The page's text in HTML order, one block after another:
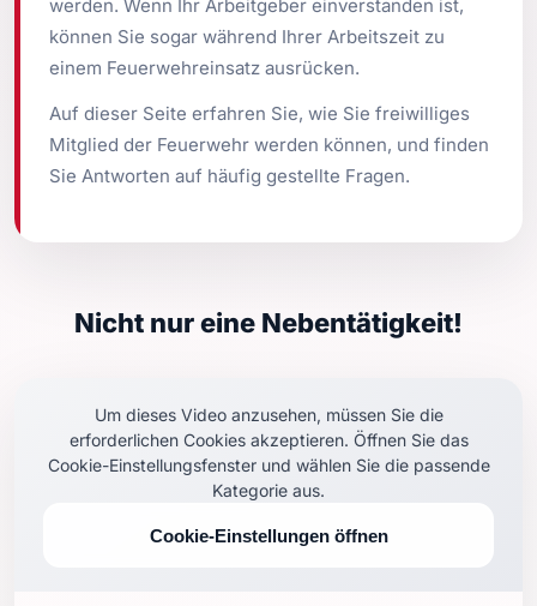
werden. Wenn Ihr Arbeitgeber einverstanden ist,
können Sie sogar während Ihrer Arbeitszeit zu
einem Feuerwehreinsatz ausrücken.
Auf dieser Seite erfahren Sie, wie Sie freiwilliges
Mitglied der Feuerwehr werden können, und finden
Sie Antworten auf häufig gestellte Fragen.
Nicht nur eine Nebentätigkeit!
Um dieses Video anzusehen, müssen Sie die
erforderlichen Cookies akzeptieren. Öffnen Sie das
Cookie-Einstellungsfenster und wählen Sie die passende
Kategorie aus.
Cookie-Einstellungen öffnen